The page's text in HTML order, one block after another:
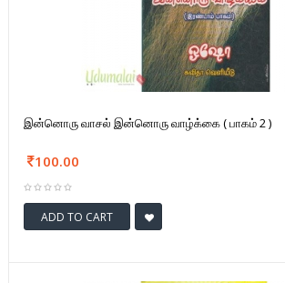
இன்னொரு வாசல் இன்னொரு வாழ்க்கை ( பாகம் 2 )
100.00
ADD TO CART